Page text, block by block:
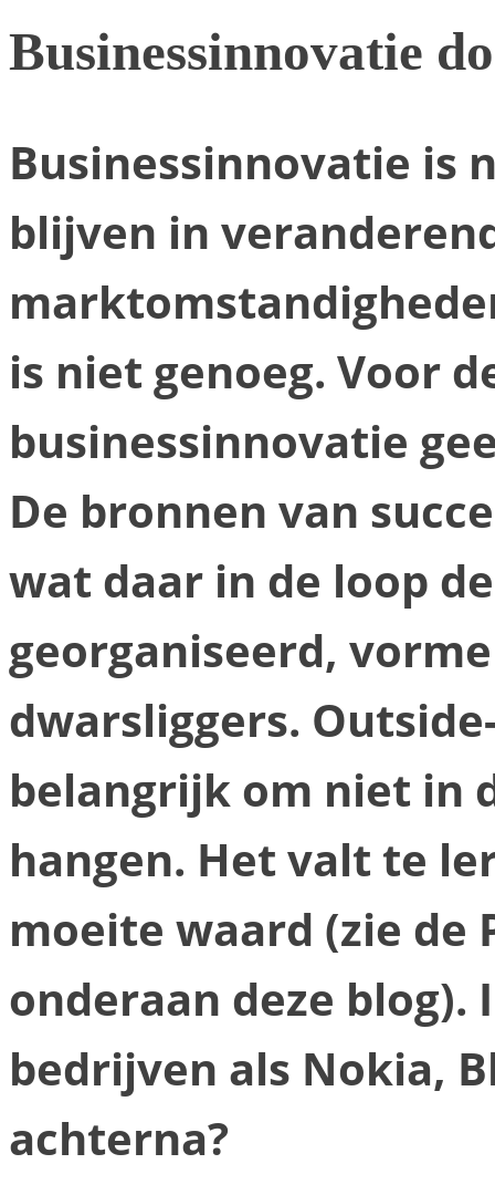
Businessinnovatie
Businessinnovatie is
blijven in
is niet genoeg. Voor
businessinnovatie
De bronnen van
wat daar in de loop
georganiseerd,
dwarsliggers.
belangrijk om niet in
hangen. Het valt te
moeite waard (zie de
onderaan deze
bedrijven als Nokia,
achterna?